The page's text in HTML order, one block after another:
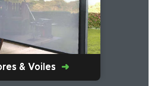
& Voiles